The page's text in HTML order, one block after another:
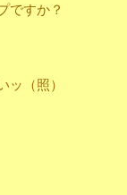
ですか？
ッ（照）